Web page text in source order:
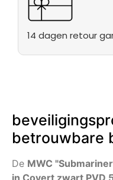
14 dagen retour
betrouwbare
De MWC